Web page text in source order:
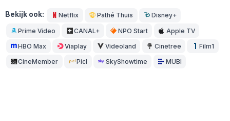
Bekijk ook: Netflix Pathé Thuis Disney+
Prime Video CANAL+ NPO Start Apple TV
HBO Max Viaplay Videoland Cinetree Film1
CineMember Picl SkyShowtime MUBI